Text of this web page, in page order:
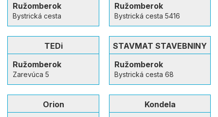
Ružomberok
Bystrická cesta
Ružomberok
Bystrická cesta 5416
TEDi
Ružomberok
Zarevúca 5
STAVMAT STAVEBNINY
Ružomberok
Bystrická cesta 68
Orion
Kondela